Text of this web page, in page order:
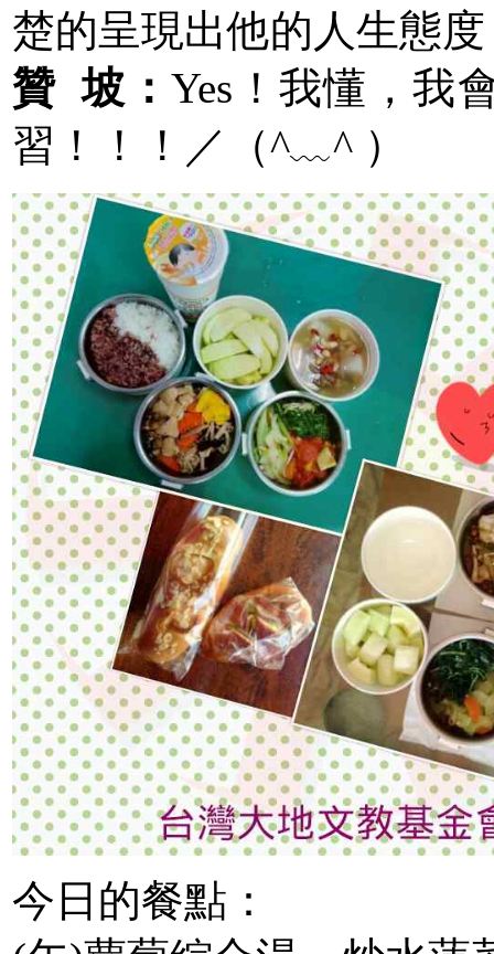
楚的呈現出他的人生態
贊 坡：Yes！我懂，我
習！！！／（^﹏^ ）
今日的餐點：